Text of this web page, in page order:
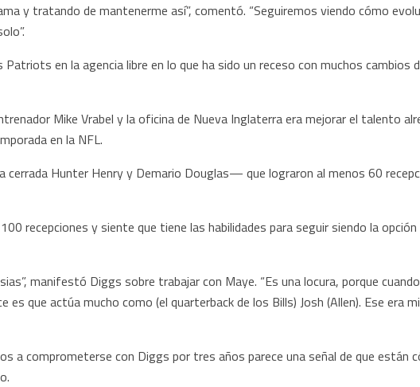
y tratando de mantenerme así”, comentó. “Seguiremos viendo cómo
en la agencia libre en lo que ha sido un receso con muchos cambios
Mike Vrabel y la oficina de Nueva Inglaterra era mejorar el talento
en la NFL.
Hunter Henry y Demario Douglas— que lograron al menos 60
recepciones y siente que tiene las habilidades para seguir siendo la
manifestó Diggs sobre trabajar con Maye. “Es una locura, porque
que actúa mucho como (el quarterback de los Bills) Josh (Allen). Ese era
a comprometerse con Diggs por tres años parece una señal de que están